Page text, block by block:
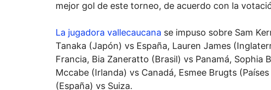
mejor gol de este torneo, de acuerdo con la
La jugadora vallecaucana se impuso sobre Sam
Tanaka (Japón) vs España, Lauren James
Francia, Bia Zaneratto (Brasil) vs Panamá, Sophia
Mccabe (Irlanda) vs Canadá, Esmee Brugts
(España) vs Suiza.